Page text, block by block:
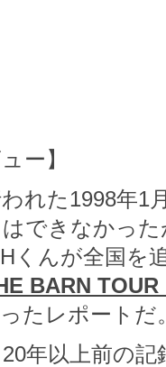
ー】
れた1998年1
できなかっ
くんが全国を
BARN
たレポートだ
年以上前の